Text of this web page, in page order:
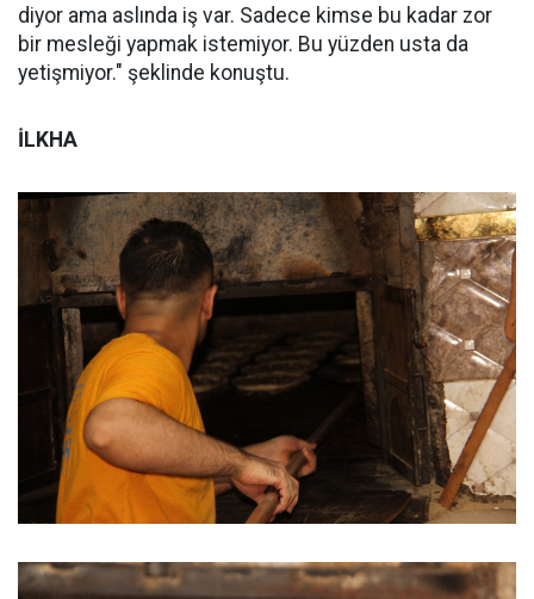
diyor ama aslında iş var. Sadece kimse bu kadar zor
bir mesleği yapmak istemiyor. Bu yüzden usta da
yetişmiyor." şeklinde konuştu.
İLKHA